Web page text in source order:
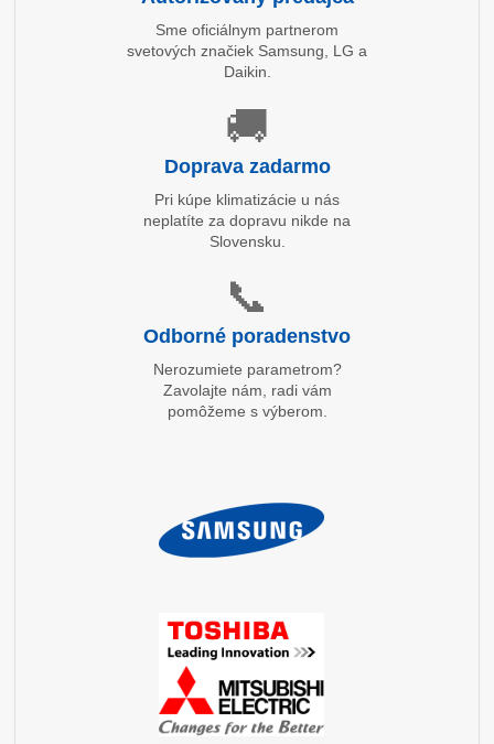
Sme oficiálnym partnerom
svetových značiek Samsung, LG a
Daikin.
🚚
Doprava zadarmo
Pri kúpe klimatizácie u nás
neplatíte za dopravu nikde na
Slovensku.
📞
Odborné poradenstvo
Nerozumiete parametrom?
Zavolajte nám, radi vám
pomôžeme s výberom.